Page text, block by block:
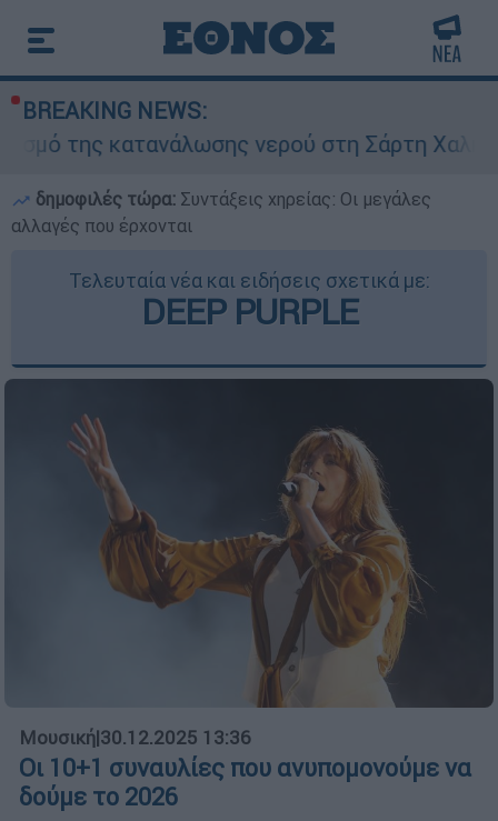
BREAKING NEWS:
κατανάλωσης νερού στη Σάρτη
δημοφιλές τώρα: Συντάξεις χηρείας: Οι μεγάλες
αλλαγές που έρχονται
Τελευταία νέα και ειδήσεις σχετικά με:
DEEP PURPLE
Μουσική|30.12.2025 13:36
Οι 10+1 συναυλίες που ανυπομονούμε να
δούμε το 2026